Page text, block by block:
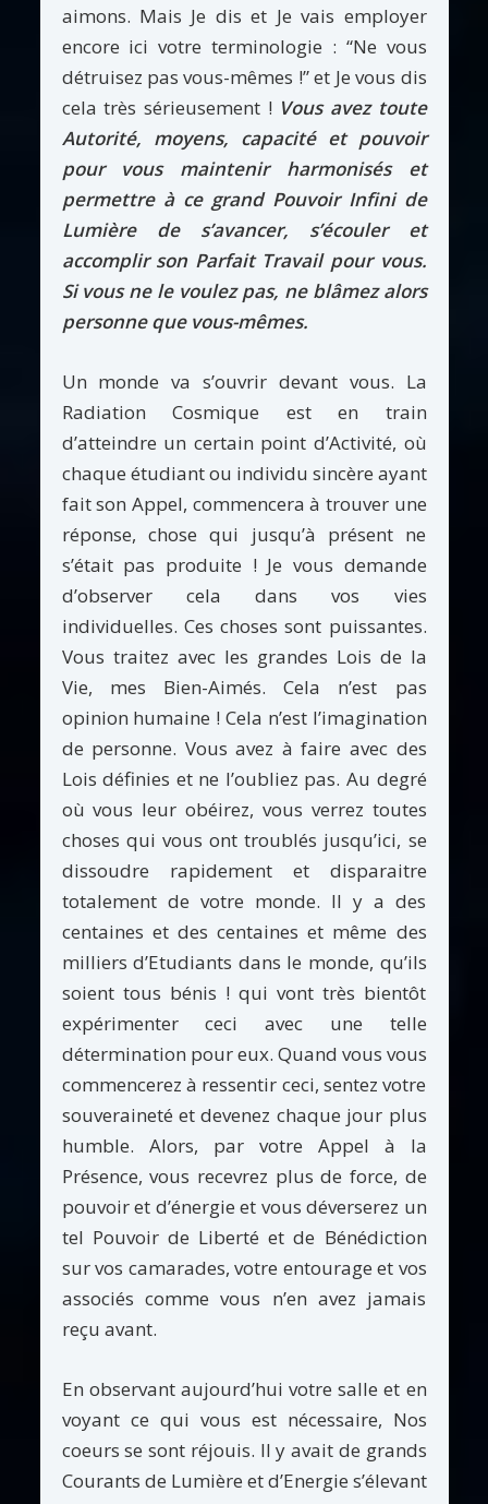
aimons. Mais Je dis et Je vais employer
encore ici votre terminologie : “Ne vous
détruisez pas vous-mêmes !” et Je vous dis
cela très sérieusement ! Vous avez toute
Autorité, moyens, capacité et pouvoir
pour vous maintenir harmonisés et
permettre à ce grand Pouvoir Infini de
Lumière de s’avancer, s’écouler et
accomplir son Parfait Travail pour vous.
Si vous ne le voulez pas, ne blâmez alors
personne que vous-mêmes.
Un monde va s’ouvrir devant vous. La
Radiation Cosmique est en train
d’atteindre un certain point d’Activité, où
chaque étudiant ou individu sincère ayant
fait son Appel, commencera à trouver une
réponse, chose qui jusqu’à présent ne
s’était pas produite ! Je vous demande
d’observer cela dans vos vies
individuelles. Ces choses sont puissantes.
Vous traitez avec les grandes Lois de la
Vie, mes Bien-Aimés. Cela n’est pas
opinion humaine ! Cela n’est l’imagination
de personne. Vous avez à faire avec des
Lois définies et ne l’oubliez pas. Au degré
où vous leur obéirez, vous verrez toutes
choses qui vous ont troublés jusqu’ici, se
dissoudre rapidement et disparaitre
totalement de votre monde. Il y a des
centaines et des centaines et même des
milliers d’Etudiants dans le monde, qu’ils
soient tous bénis ! qui vont très bientôt
expérimenter ceci avec une telle
détermination pour eux. Quand vous vous
commencerez à ressentir ceci, sentez votre
souveraineté et devenez chaque jour plus
humble. Alors, par votre Appel à la
Présence, vous recevrez plus de force, de
pouvoir et d’énergie et vous déverserez un
tel Pouvoir de Liberté et de Bénédiction
sur vos camarades, votre entourage et vos
associés comme vous n’en avez jamais
reçu avant.
En observant aujourd’hui votre salle et en
voyant ce qui vous est nécessaire, Nos
coeurs se sont réjouis. Il y avait de grands
Courants de Lumière et d’Energie s’élevant